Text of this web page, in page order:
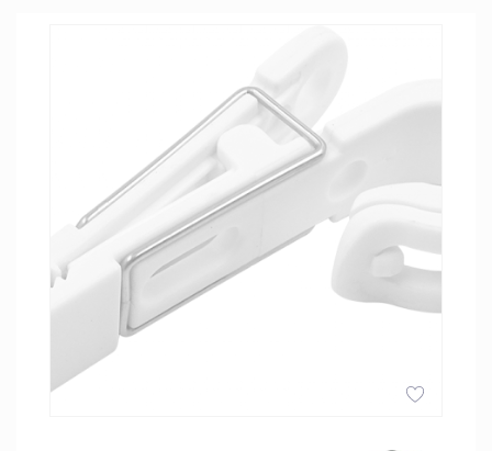
imágenes